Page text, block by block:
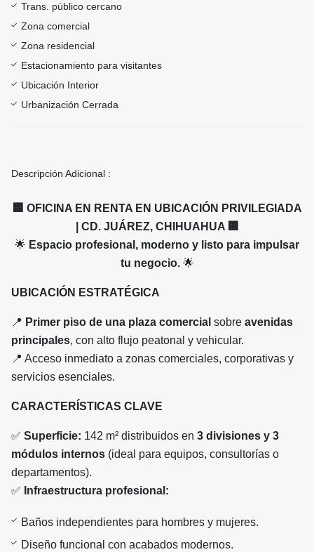
Trans. público cercano
Zona comercial
Zona residencial
Estacionamiento para visitantes
Ubicación Interior
Urbanización Cerrada
Descripción Adicional :
🏢 OFICINA EN RENTA EN UBICACIÓN PRIVILEGIADA
| CD. JUÁREZ, CHIHUAHUA 🏢
🌟 Espacio profesional, moderno y listo para impulsar
tu negocio.🌟
UBICACIÓN ESTRATÉGICA
📍 Primer piso de una plaza comercial sobre avenidas
principales, con alto flujo peatonal y vehicular.
📍 Acceso inmediato a zonas comerciales, corporativas y
servicios esenciales.
CARACTERÍSTICAS CLAVE
✅ Superficie: 142 m² distribuidos en 3 divisiones y 3
módulos internos (ideal para equipos, consultorías o
departamentos).
✅ Infraestructura profesional:
Baños independientes para hombres y mujeres.
Diseño funcional con acabados modernos.